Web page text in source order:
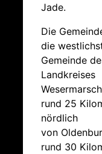
Jade.
Die
die
Gemeinde
Landkreises
rund 25
nördlich
von
rund 30